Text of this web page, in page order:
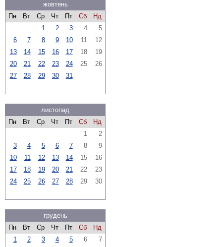
жовтень
Пн
Вт Ср Чт Пт Сб
Нд
1
2 3 4
5
6
7 8 9 10 11
12
13
14 15 16 17 18
19
20
21 22 23 24 25
26
27
28 29 30 31
листопад
Пн
Вт Ср Чт Пт Сб
Нд
1
2
3
4 5 6 7 8
9
10
11 12 13 14 15
16
17
18 19 20 21 22
23
24
25 26 27 28 29 30
грудень
Пн
Вт Ср Чт Пт Сб
Нд
1
2 3 4 5 6
7